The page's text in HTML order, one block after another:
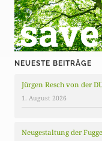
NEUESTE BEITRÄGE
Jürgen Resch von der
1. August 2026
Neugestaltung der